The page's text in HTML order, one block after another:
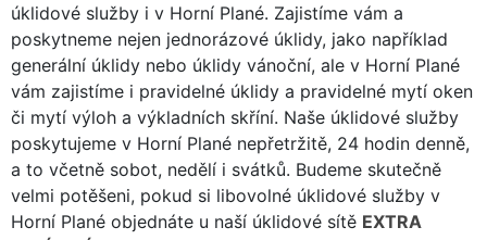
úklidové služby i v Horní Plané. Zajistíme vám a
poskytneme nejen jednorázové úklidy, jako například
generální úklidy nebo úklidy vánoční, ale v Horní Plané
vám zajistíme i pravidelné úklidy a pravidelné mytí oken
či mytí výloh a výkladních skříní. Naše úklidové služby
poskytujeme v Horní Plané nepřetržitě, 24 hodin denně,
a to včetně sobot, nedělí i svátků. Budeme skutečně
velmi potěšeni, pokud si libovolné úklidové služby v
Horní Plané objednáte u naší úklidové sítě EXTRA